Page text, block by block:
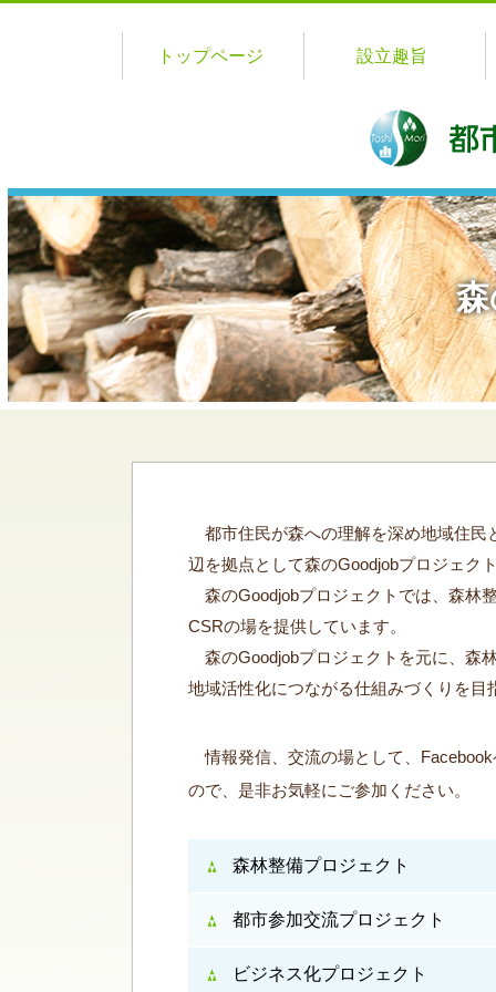
トップページ 設立趣旨
都市住民が森への理解を深め地域住民
辺を拠点として森のGoodjobプロジェク
森のGoodjobプロジェクトでは、森林
CSRの場を提供しています。
森のGoodjobプロジェクトを元に、森
地域活性化につながる仕組みづくりを
情報発信、交流の場として、Facebook
ので、是非お気軽にご参加ください。
森林整備プロジェクト
都市参加交流プロジェクト
ビジネス化プロジェクト